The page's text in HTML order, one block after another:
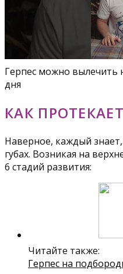
Герпес можно вылечить
дня
КАК
Наверное, каждый
губах. Возникая на
6 стадий развития:
Читайте также:
Герпес на